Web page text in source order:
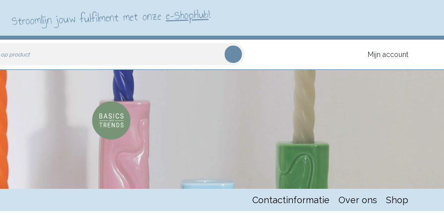
Stroomlijn jouw fulfilment met onzee-ShopHub!
op product Mijn account
Contactinformatie Over ons Shop